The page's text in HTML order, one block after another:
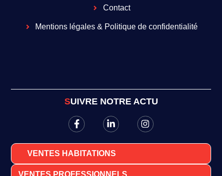
Contact
Mentions légales & Politique de confidentialité
SUIVRE NOTRE ACTU
VENTES HABITATIONS
VENTES PROFESSIONNELS